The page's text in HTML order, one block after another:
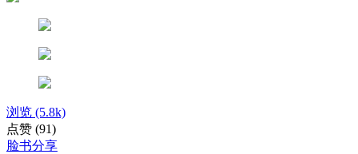
浏览 (5.8k)
点赞 (91)
脸书分享